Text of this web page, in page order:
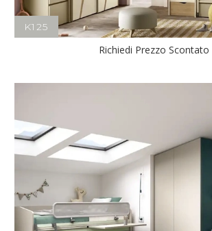
K125
Richiedi Prezzo Scontato